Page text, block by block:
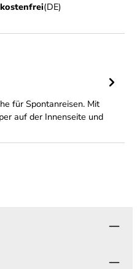
(DE)
für Spontanreisen. Mit
auf der Innenseite und